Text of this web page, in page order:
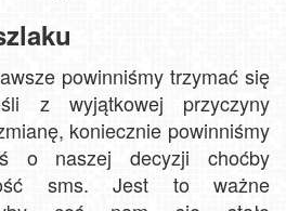
powinniśmy trzymać się
z wyjątkowej przyczyny
koniecznie powinniśmy
o naszej decyzji choćby
sms. Jest to ważne